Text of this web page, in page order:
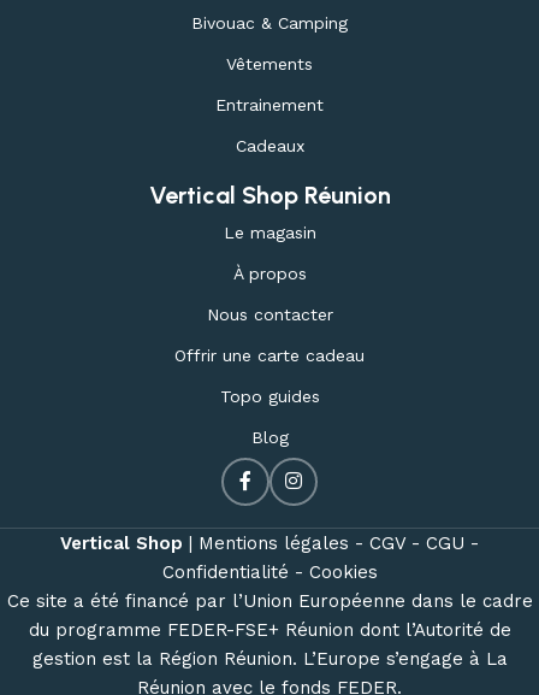
Bivouac & Camping
Vêtements
Entrainement
Cadeaux
Vertical Shop Réunion
Le magasin
À propos
Nous contacter
Offrir une carte cadeau
Topo guides
Blog
Vertical Shop Mentions légales - CGV - CGU -
Confidentialité - Cookies
Ce site a été financé par l’Union Européenne dans le cadre
du programme FEDER-FSE+ Réunion dont l’Autorité de
gestion est la Région Réunion. L’Europe s’engage à La
Réunion avec le fonds FEDER.